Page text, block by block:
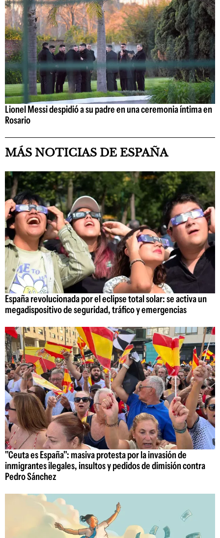
Lionel Messi despidió a su padre en una ceremonia íntima en
Rosario
MÁS NOTICIAS DE ESPAÑA
España revolucionada por el eclipse total solar: se activa un
megadispositivo de seguridad, tráfico y emergencias
"Ceuta es España": masiva protesta por la invasión de
inmigrantes ilegales, insultos y pedidos de dimisión contra
Pedro Sánchez